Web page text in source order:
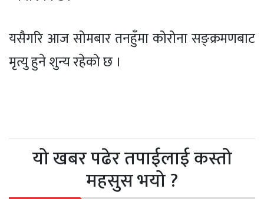
यसैगरि आज सोमबार तनहुँमा कोरोना सङ्क्रमणबाट
मृत्यु हुने शुन्य रहेको छ ।
यो खबर पढेर तपाईलाई कस्तो
महसुस भयो ?